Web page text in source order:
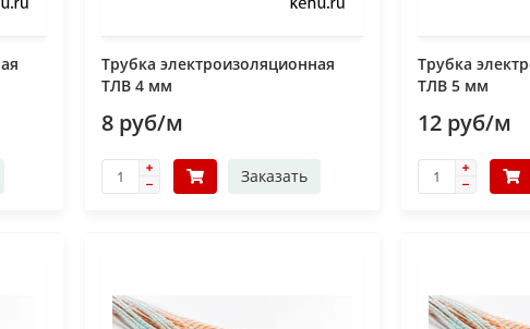
Трубка электроизоляционная
ТЛВ 4 мм
8 руб/м
Заказать
Трубка
ТЛВ 5 мм
12 руб/м